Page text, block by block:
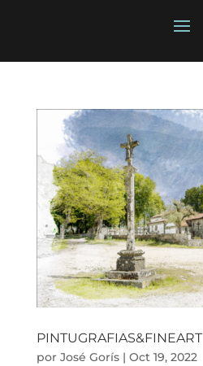
PINTUGRAFIAS&FINEART
por José Gorís| Oct 19, 2022